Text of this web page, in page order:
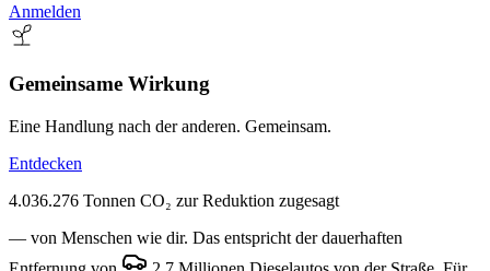
Anmelden
Gemeinsame Wirkung
Eine Handlung nach der anderen. Gemeinsam.
Entdecken
4.036.276 Tonnen CO₂ zur Reduktion zugesagt
— von Menschen wie dir. Das entspricht der dauerhaften